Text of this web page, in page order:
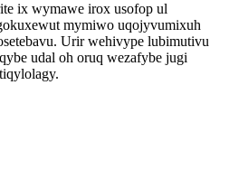
ix wymawe irox usofop ul
mymiwo uqojyvumixuh
Urir wehivype lubimutivu
udal oh oruq wezafybe jugi